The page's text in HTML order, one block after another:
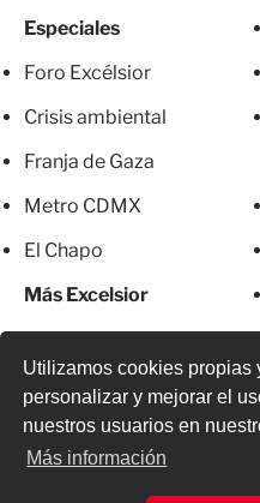
Utilizamos cookies propias
personalizar y mejorar el
nuestros usuarios en
Más información
Especiales
Foro Excélsior
Crisis ambiental
Franja de Gaza
Metro CDMX
El Chapo
Más Excelsior
© 2026 Todos los derechos
o parcial, incluyendo